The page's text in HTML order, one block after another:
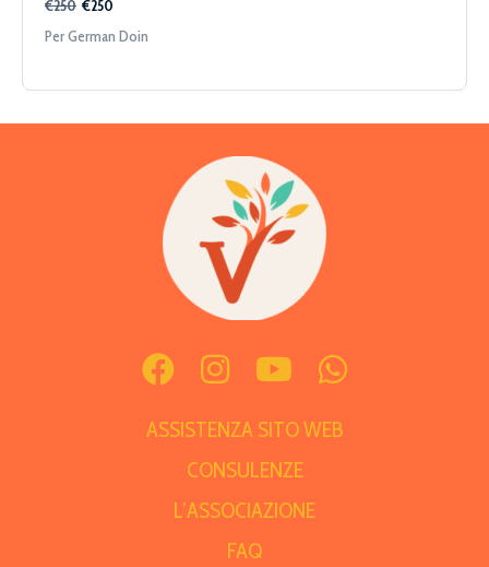
€250 €250
Per German Doin
ASSISTENZA SITO WEB
CONSULENZE
L’ASSOCIAZIONE
FAQ